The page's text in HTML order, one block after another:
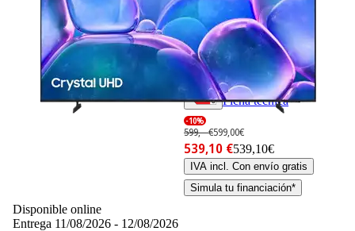
Ficha técnica
-10%
599,– €599,00€
539,10 €539,10€
IVA incl. Con envío gratis
Simula tu financiación*
Disponible online
Entrega 11/08/2026 - 12/08/2026